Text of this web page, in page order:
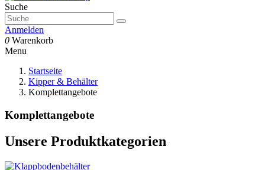
Suche
Anmelden
0 Warenkorb
Menu
Startseite
Kipper & Behälter
Komplettangebote
Komplettangebote
Unsere Produktkategorien